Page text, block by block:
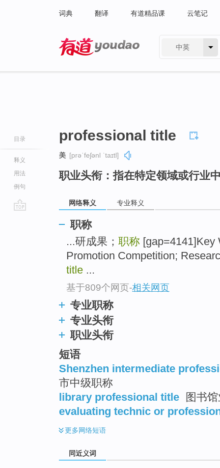
词典 翻译 有道精品课 云笔记
中英
目录
释义
用法
例句
professional title
美 [prəˈfeʃənl ˈtaɪtl]
职业头衔：指在特定领域或行业
网络释义 专业释义
职称
...研成果； 职称 [gap=4141]Key
Promotion Competition;
title ...
基于809个网页-相关网页
专业职称
专业头衔
职业头衔
短语
Shenzhen intermediate
市中级职称
library professional title
图书
evaluating technic or
更多网络短语
同近义词